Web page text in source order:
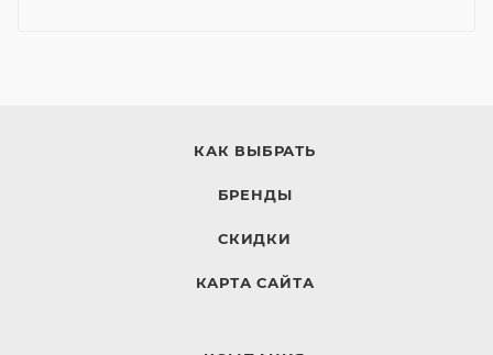
КАК ВЫБРАТЬ
БРЕНДЫ
СКИДКИ
КАРТА САЙТА